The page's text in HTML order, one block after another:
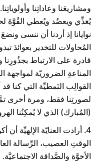
ومشاريعَنا وعاداتِنا
يُغذِّي ويعضُد ويُعطي القُوَّةَ
نوايانا إذ أردنا أن ننسى
المُحاولات للتخدير بعوائدَ
قادرة على الارتباط
المناعةِ الضروريّة لمواجهة
القوالِب النَمطيِّة التي كنا قد
لصورتِنا فقط، ومرة أخرى
(المُبارك) الذي لا يُمكِنُنا
4. أرادت العنايّة الإلهيِّة
الوقتِ العصيب، الرِّسالة
الأخوَّة والصَّداقة